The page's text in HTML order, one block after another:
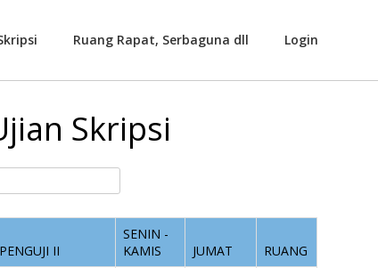
Ruang Rapat, Serbaguna dll Login
Skripsi
PENGUJI II
SENIN -
KAMIS
JUMAT RUANG